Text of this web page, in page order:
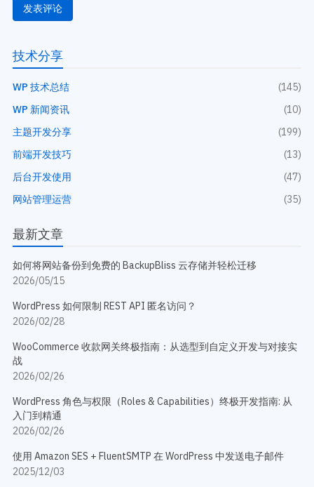
技术分享
WP 技术总结
(145)
WP 新闻资讯
(10)
主题开发分享
(199)
前端开发技巧
(13)
后台开发使用
(47)
网站管理运营
(35)
最新文章
如何将网站备份到免费的 BackupBliss 云存储并轻松迁移
2026/05/15
WordPress 如何限制 REST API 匿名访问？
2026/02/28
WooCommerce 收款网关终极指南：从选型到自定义开发与对接实
战
2026/02/26
WordPress 角色与权限（Roles & Capabilities）终极开发指南: 从
入门到精通
2026/02/26
使用 Amazon SES + FluentSMTP 在 WordPress 中发送电子邮件
2025/12/03